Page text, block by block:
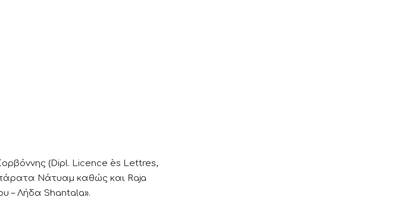
(Dipl. Licence ès Lettres,
Νάτυαμ καθώς και Raja
– Λήδα Shantala».